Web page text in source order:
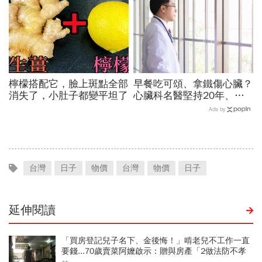
檸檬搭配它，臉上斑點全部
消失了，小肚子都變平坦了
早餐吃可頌、拿鐵傷心臟？
心臟科名醫堅持20年、早
上9點前不做「5件事」：
Ads by
台灣 日子 物價 台灣 物價 日子
延伸閱讀
「買房登記兒子名下、金後悔！」啃老兒不工作一直
要錢...70歲賣菜阿嬤啟示：贈與房產「2做法防不孝